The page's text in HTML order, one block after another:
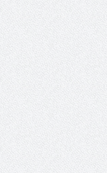
Το νουάρ στον
Η Φροντίδα
Τρία Βήματα
Όψεις και